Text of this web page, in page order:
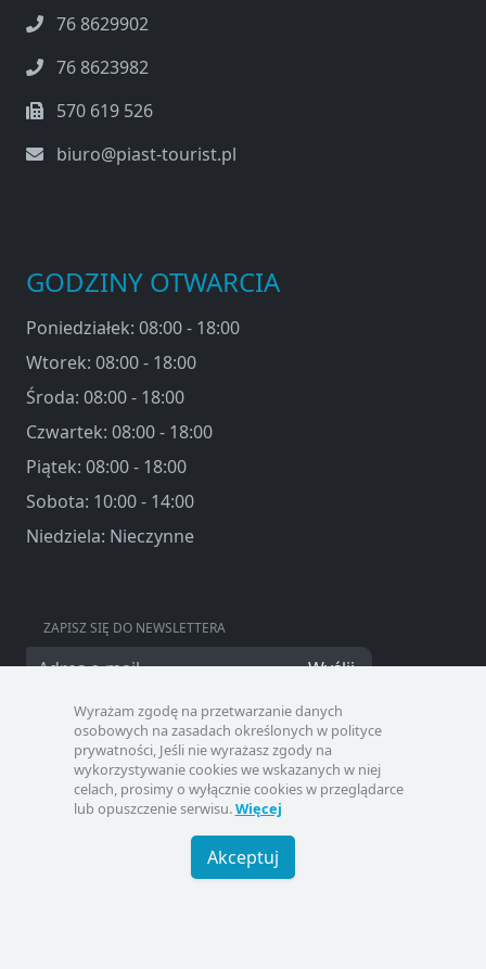
Wyrażam zgodę na przetwarzanie danych
osobowych na zasadach określonych w polityce
prywatności, Jeśli nie wyrażasz zgody na
wykorzystywanie cookies we wskazanych w niej
celach, prosimy o wyłącznie cookies w przeglądarce
lub opuszczenie serwisu.Więcej
Akceptuj
ZAPISZ SIĘ DO NEWSLETTERA
Wyślij
76 8629902
76 8623982
570 619 526
biuro@piast-tourist.pl
GODZINY OTWARCIA
Poniedziałek: 08:00 - 18:00
Wtorek: 08:00 - 18:00
Środa: 08:00 - 18:00
Czwartek: 08:00 - 18:00
Piątek: 08:00 - 18:00
Sobota: 10:00 - 14:00
Niedziela: Nieczynne